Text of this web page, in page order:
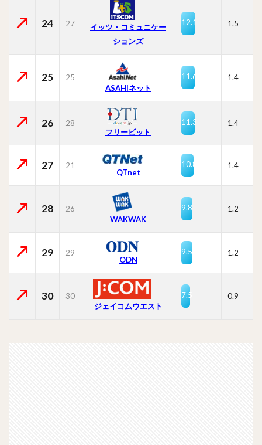
24 27
イッツ・コミュニケー
ションズ
12.1 1.5
25
25
ASAHIネット
11.6 1.4
26
28
フリービット
11.3 1.4
27 21
QTnet
10.8 1.4
28
26
WAKWAK
9.8 1.2
29 29
ODN
9.5 1.2
30
30
ジェイコムウエスト
7.5 0.9